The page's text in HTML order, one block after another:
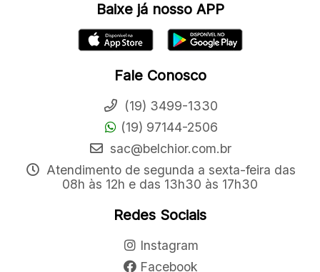
Baixe já nosso APP
Fale Conosco
(19) 3499-1330
(19) 97144-2506
sac@belchior.com.br
Atendimento de segunda a sexta-feira das
08h às 12h e das 13h30 às 17h30
Redes Sociais
Instagram
Facebook